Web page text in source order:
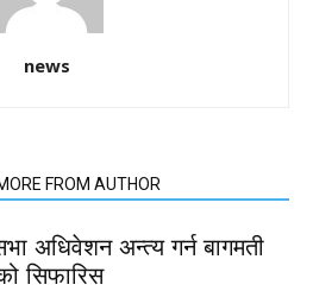
news
FROM AUTHOR
अधिवेशन अन्त्य गर्न बागमती
सिफारिस